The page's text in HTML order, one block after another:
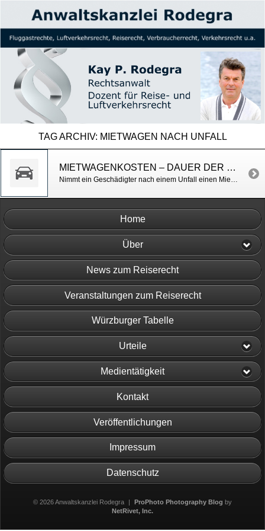
TAG ARCHIV: MIETWAGEN NACH UNFALL
MIETWAGENKOSTEN – DAUER DER ERSTATTUNG
Nimmt ein Geschädigter nach einem Unfall einen Mietwagen, da sein beschädigtes Fahrzeug repariert werden muss, kann er Mietwagenkosten für die Dauer der Reparatur und auch für die Dauer der Anfertigung eines Sachverständigengutachtens geltend machen. AG Bitterfeld-Wolfen v. 17.7.2013, Az. 7 C 987/12
Home
Über
News zum Reiserecht
Veranstaltungen zum Reiserecht
Würzburger Tabelle
Urteile
Medientätigkeit
Kontakt
Veröffentlichungen
Impressum
Datenschutz
© 2026 Anwaltskanzlei Rodegra | ProPhoto Photography Blog by
NetRivet, Inc.